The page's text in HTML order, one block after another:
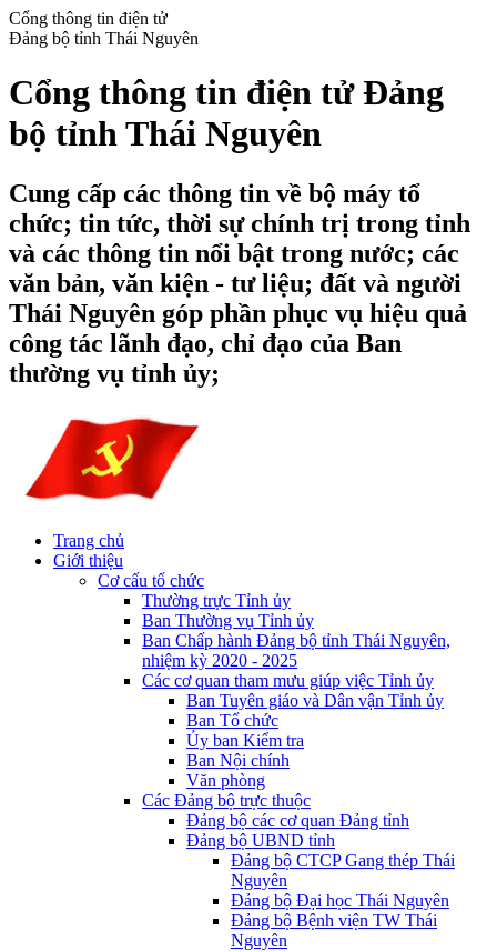
Cổng thông tin điện tử
Đảng bộ tỉnh Thái Nguyên
Cổng thông tin điện tử Đảng
bộ tỉnh Thái Nguyên
Cung cấp các thông tin về bộ máy tổ
chức; tin tức, thời sự chính trị trong tỉnh
và các thông tin nổi bật trong nước; các
văn bản, văn kiện - tư liệu; đất và người
Thái Nguyên góp phần phục vụ hiệu quả
công tác lãnh đạo, chỉ đạo của Ban
thường vụ tỉnh ủy;
Trang chủ
Giới thiệu
Cơ cấu tổ chức
Thường trực Tỉnh ủy
Ban Thường vụ Tỉnh ủy
Ban Chấp hành Đảng bộ tỉnh Thái Nguyên,
nhiệm kỳ 2020 - 2025
Các cơ quan tham mưu giúp việc Tỉnh ủy
Ban Tuyên giáo và Dân vận Tỉnh ủy
Ban Tổ chức
Ủy ban Kiểm tra
Ban Nội chính
Văn phòng
Các Đảng bộ trực thuộc
Đảng bộ các cơ quan Đảng tỉnh
Đảng bộ UBND tỉnh
Đảng bộ CTCP Gang thép Thái
Nguyên
Đảng bộ Đại học Thái Nguyên
Đảng bộ Bệnh viện TW Thái
Nguyên